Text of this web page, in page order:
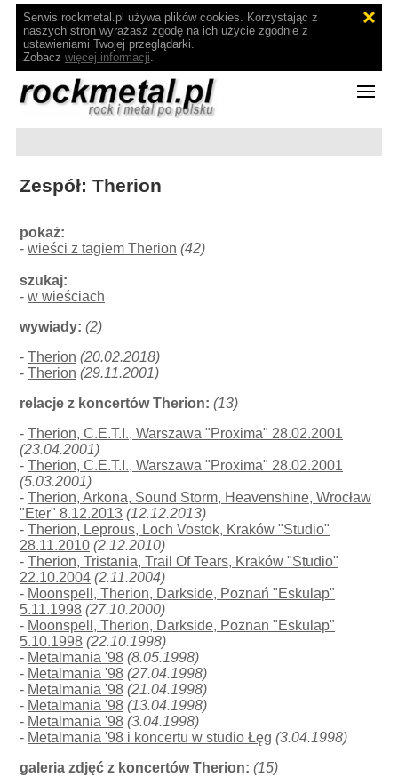
Serwis rockmetal.pl używa plików cookies. Korzystając z
naszych stron wyrażasz zgodę na ich użycie zgodnie z
ustawieniami Twojej przeglądarki.
Zobacz więcej informacji.
Zespół: Therion
pokaż:
-wieści z tagiem Therion (42)
szukaj:
-w wieściach
wywiady: (2)
-Therion (20.02.2018)
-Therion (29.11.2001)
relacje z koncertów Therion: (13)
-Therion, C.E.T.I., Warszawa "Proxima" 28.02.2001
(23.04.2001)
-Therion, C.E.T.I., Warszawa "Proxima" 28.02.2001
(5.03.2001)
-Therion, Arkona, Sound Storm, Heavenshine, Wrocław
"Eter" 8.12.2013 (12.12.2013)
-Therion, Leprous, Loch Vostok, Kraków "Studio"
28.11.2010 (2.12.2010)
-Therion, Tristania, Trail Of Tears, Kraków "Studio"
22.10.2004 (2.11.2004)
- Moonspell, Therion, Darkside, Poznań "Eskulap"
5.11.1998 (27.10.2000)
- Moonspell, Therion, Darkside, Poznan "Eskulap"
5.10.1998 (22.10.1998)
- Metalmania '98 (8.05.1998)
- Metalmania '98 (27.04.1998)
- Metalmania '98 (21.04.1998)
- Metalmania '98 (13.04.1998)
- Metalmania '98 (3.04.1998)
- Metalmania '98 i koncertu w studio Łęg (3.04.1998)
galeria zdjęć z koncertów Therion: (15)